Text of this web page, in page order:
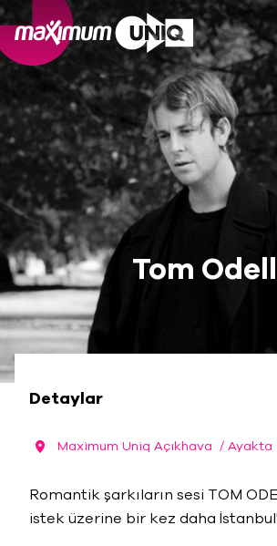
Tom Odell
Detaylar
Maximum Uniq Açıkhava / Ayakta
Romantik şarkıların sesi TOM
istek üzerine bir kez daha